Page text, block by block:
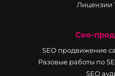
Лицензии
Сео-
SEO продвижение
Разовые работы по
SEO